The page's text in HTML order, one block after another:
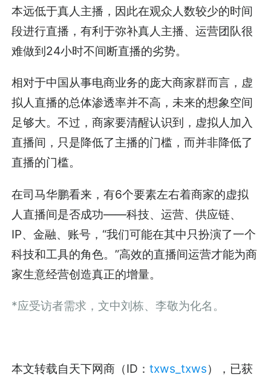
本远低于真人主播，因此在观众人数较少的时间
段进行直播，有利于弥补真人主播、运营团队很
难做到24小时不间断直播的劣势。
相对于中国从事电商业务的庞大商家群而言，虚
拟人直播的总体渗透率并不高，未来的想象空间
足够大。不过，商家要清醒认识到，虚拟人加入
直播间，只是降低了主播的门槛，而并非降低了
直播的门槛。
在司马华鹏看来，有6个要素左右着商家的虚拟
人直播间是否成功——科技、运营、供应链、
IP、金融、账号，“我们可能在其中只扮演了一个
科技和工具的角色。”高效的直播间运营才能为商
家生意经营创造真正的增量。
*应受访者需求，文中刘栋、李敬为化名。
本文转载自天下网商（ID：txws_txws），已获